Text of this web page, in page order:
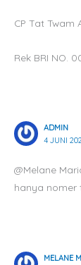
CP Tat Twam
Rek BRI NO.
ADMIN
4 JUNI
@Melane
hanya nomer
MELANE